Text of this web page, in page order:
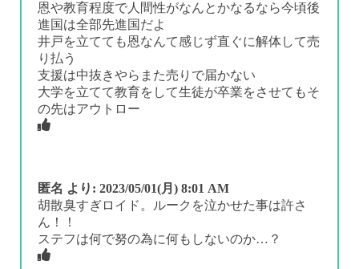
恩や教育程度で人間性がなんとかなるなら今頃後
進国は全部先進国だよ
井戸を立てても恩なんて感じず直ぐに解体して売
り払う
支援は中抜きやらまた売りで届かない
大学を立てて教育をして生徒が卒業をさせてもそ
の先はアウトロー
匿名 より: 2023/05/01(月) 8:01 AM
胡散臭すぎロイド。ルークを泣かせた事は許さ
ん！！
ステフは何で努の為に何もしないのか…？